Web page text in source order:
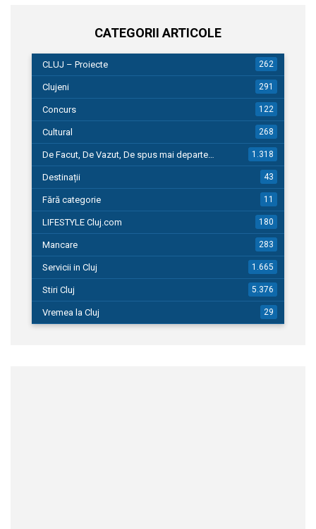
CATEGORII ARTICOLE
CLUJ – Proiecte 262
Clujeni 291
Concurs 122
Cultural 268
De Facut, De Vazut, De spus mai departe… 1.318
Destinații 43
Fără categorie 11
LIFESTYLE Cluj.com 180
Mancare 283
Servicii in Cluj 1.665
Stiri Cluj 5.376
Vremea la Cluj 29